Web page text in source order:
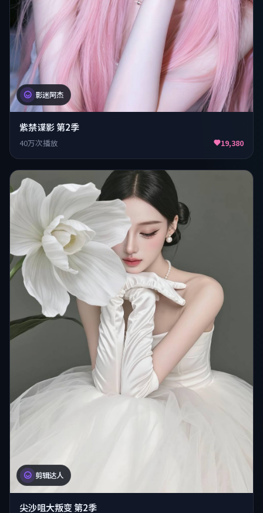
影迷阿杰
紫禁谍影 第2季
40万次播放 19,380
剪辑达人
尖沙咀大叛变 第2季